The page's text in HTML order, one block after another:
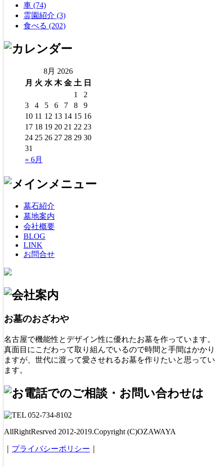
車 (74)
霊園紹介 (3)
食べる (202)
8月 2026
月 火 水 木 金 土 日
« 6月
1
2
3
4 5 6 7 8
9
10 11 12 13 14 15 16
17 18 19 20 21 22 23
24 25 26 27 28 29 30
31
墓石紹介
墓地案内
会社概要
BLOG
LINK
お問合せ
お墓のおざわや
名古屋で機能性とデザイン性に優れたお墓を作っています。
真面目にこだわって取り組んでいるので時間と手間はかかり
ますが、世代に渡って愛させれるお墓を作りたいと思ってい
ます。
AllRightResrved 2012-2019.Copyright (C)OZAWAYA
プライバシーポリシー